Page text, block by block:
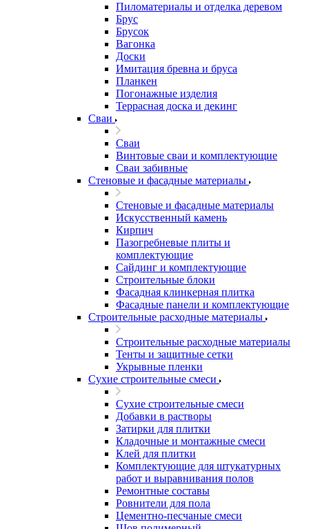
Пиломатериалы и отделка деревом
Брус
Брусок
Вагонка
Доски
Имитация бревна и бруса
Планкен
Погонажные изделия
Террасная доска и декинг
Сваи
Сваи
Винтовые сваи и комплектующие
Сваи забивные
Стеновые и фасадные материалы
Стеновые и фасадные материалы
Искусственный камень
Кирпич
Пазогребневые плиты и
комплектующие
Сайдинг и комплектующие
Строительные блоки
Фасадная клинкерная плитка
Фасадные панели и комплектующие
Строительные расходные материалы
Строительные расходные материалы
Тенты и защитные сетки
Укрывные пленки
Сухие строительные смеси
Сухие строительные смеси
Добавки в растворы
Затирки для плитки
Кладочные и монтажные смеси
Клей для плитки
Комплектующие для штукатурных
работ и выравнивания полов
Ремонтные составы
Ровнители для пола
Цементно-песчаные смеси